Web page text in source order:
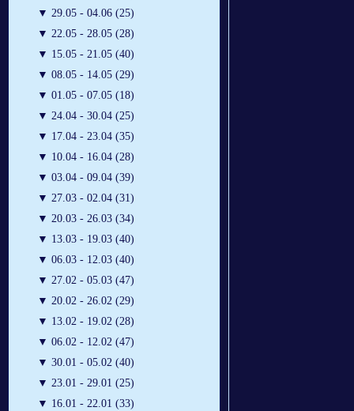
▼ 29.05 - 04.06 (25)
▼ 22.05 - 28.05 (28)
▼ 15.05 - 21.05 (40)
▼ 08.05 - 14.05 (29)
▼ 01.05 - 07.05 (18)
▼ 24.04 - 30.04 (25)
▼ 17.04 - 23.04 (35)
▼ 10.04 - 16.04 (28)
▼ 03.04 - 09.04 (39)
▼ 27.03 - 02.04 (31)
▼ 20.03 - 26.03 (34)
▼ 13.03 - 19.03 (40)
▼ 06.03 - 12.03 (40)
▼ 27.02 - 05.03 (47)
▼ 20.02 - 26.02 (29)
▼ 13.02 - 19.02 (28)
▼ 06.02 - 12.02 (47)
▼ 30.01 - 05.02 (40)
▼ 23.01 - 29.01 (25)
▼ 16.01 - 22.01 (33)